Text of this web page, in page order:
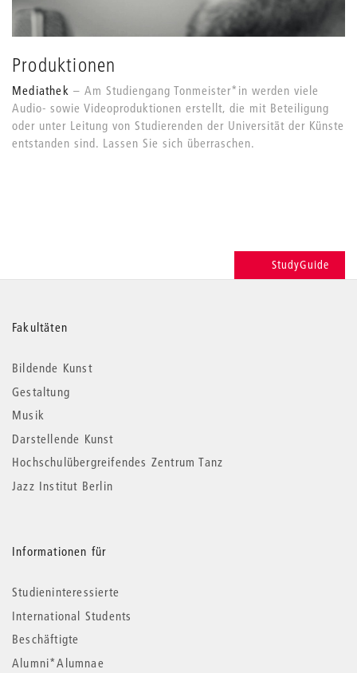
Produktionen
Mediathek
Am Studiengang Tonmeister*in werden viele
Audio- sowie Videoproduktionen erstellt, die mit Beteiligung
oder unter Leitung von Studierenden der Universität der Künste
entstanden sind. Lassen Sie sich überraschen.
StudyGuide
Weitere
Informationen
Fakultäten
Bildende Kunst
Gestaltung
Musik
Darstellende Kunst
Hochschulübergreifendes Zentrum Tanz
Jazz Institut Berlin
Informationen für
Studieninteressierte
International Students
Beschäftigte
Alumni*Alumnae